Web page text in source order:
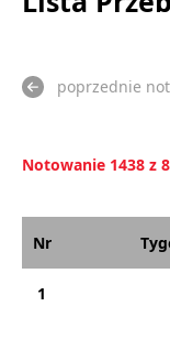
poprzednie
Notowanie 1438 z
Nr
1